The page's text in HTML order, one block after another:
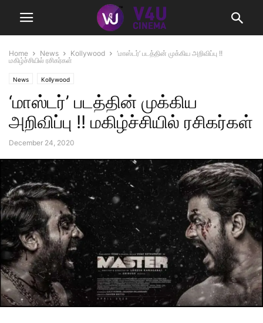
Home News Kollywood
‘மாஸ்டர்’ படத்தின் முக்கிய அறிவிப்பு !!
மகிழ்ச்சியில் ரசிகர்கள்
News Kollywood
‘மாஸ்டர்’ படத்தின் முக்கிய
அறிவிப்பு !! மகிழ்ச்சியில் ரசிகர்கள்
December 24, 2020